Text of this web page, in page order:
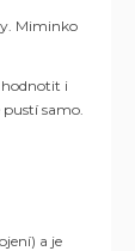
Miminko
hodnotit i
samo.
a je